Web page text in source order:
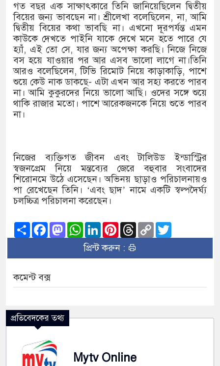
প্রেমের সম্পর্ক ছিন্ন না করায় মা-
প্রধানমন্ত্রীর সঙ্গে নবনিযুক্ত
হামের উপসর্গে আরও ৬ প্রাণহানি,
অবশেষে পদত্যাগ করলেন ভারতের
জামায়াত ফেরেশতাদের দল নয়,
গত বছর এক সাক্ষাৎকারে তিনি জানিয়েছিলেন দ্বিতীয়
বিয়ের জন্য ভাবছেন না। শ্রীলেখা বলেছিলেন, না, আমি
দ্বিতীয় বিয়ের কথা ভাবছি না। এখনো দূরপর্যন্ত এমন
কাউকে দেখতে পাইনি যাকে দেখে মনে হতে পারে যে
হ্যাঁ, এই তো সে, যার জন্য অপেক্ষা করছি। নিজে নিজে
বস হয়ে যাওয়ার পর আর এসব ভালো লাগে না।তিনি
আরও বলেছিলেন, টিভি রিমোট নিয়ে কাড়াকাড়ি, পাশে
শুয়ে কেউ নাক ডাকছে- এটা এখন আর সহ্য করতে পারব
না। আমি কুকুরদের নিয়ে ভালো আছি। ওদের সঙ্গে শুয়ে
থাকি রাজার মতো। পাশে আরেকজনকে নিয়ে শুতে পারব
না।
নিজের ব্যক্তিগত জীবন এবং টালিউড ইন্ডাস্ট্রির
স্বজনপ্রেম নিয়ে মন্তব্যের জেরে বহুবার সংবাদের
শিরোনমে উঠে এসেছেন। অভিনয় ছাড়াও পরিচালনায়ও
পা রেখেছেন তিনি। ‘এবং ছাদ’ নামে একটি স্বল্পদৈর্ঘ্য
চলচ্চিত্র পরিচালনা করেছেন।
ShareFacebook
Mastodon
WhatsApp
LinkedInPinterest
Threads
Copy
Link
প্রিন্ট করুন :
কমেন্ট বক্স
প্রতিবেদকের তথ্য
Mytv Online